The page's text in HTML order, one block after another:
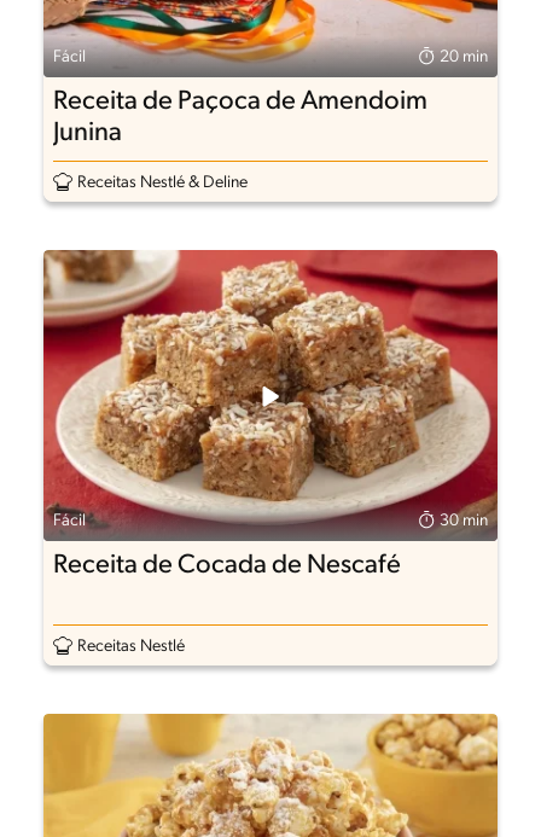
Fácil 20 min
Receita de Paçoca de Amendoim
Junina
Receitas Nestlé & Deline
Fácil 30 min
Receita de Cocada de Nescafé
Receitas Nestlé